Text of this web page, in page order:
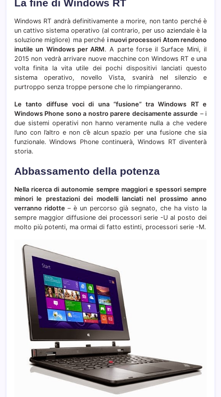
La fine di Windows RT
Windows RT andrà definitivamente a morire, non tanto perché è
un cattivo sistema operativo (al contrario, per uso aziendale è la
soluzione migliore) ma perché i nuovi processori Atom rendono
inutile un Windows per ARM. A parte forse il Surface Mini, il
2015 non vedrà arrivare nuove macchine con Windows RT e una
volta finita la vita utile dei pochi dispositivi lanciati questo
sistema operativo, novello Vista, svanirà nel silenzio e
purtroppo senza troppe persone che lo rimpiangeranno.
Le tanto diffuse voci di una “fusione” tra Windows RT e
Windows Phone sono a nostro parere decisamente assurde – i
due sistemi operativi non hanno veramente nulla a che vedere
l’uno con l’altro e non c’è alcun spazio per una fusione che sia
funzionale. Windows Phone continuerà, Windows RT diventerà
storia.
Abbassamento della potenza
Nella ricerca di autonomie sempre maggiori e spessori sempre
minori le prestazioni dei modelli lanciati nel prossimo anno
verranno ridotte – è un percorso già segnato, che ha visto la
sempre maggior diffusione dei processori serie -U al posto dei
molto più potenti, ma ormai di fatto estinti, processori serie -M.